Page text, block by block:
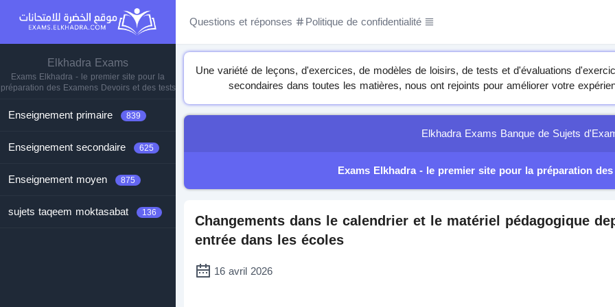
Questions et réponses Politique de confidentialité
Elkhadra Exams
Exams Elkhadra - le premier site pour la
préparation des Examens Devoirs et des tests
Enseignement primaire 839
Enseignement secondaire 625
Enseignement moyen 875
sujets taqeem moktasabat 136
Une variété de leçons, d'exercices, de modèles de loisirs, de tests et d'évaluations
secondaires dans toutes les matières, nous ont rejoints pour améliorer votre
Elkhadra Exams Banque de Sujets
Exams Elkhadra - le premier site pour la préparation
Changements dans le calendrier et le matériel pédagogique
entrée dans les écoles
16 avril 2026